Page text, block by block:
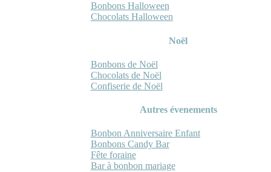
Bonbons Halloween
Chocolats Halloween
Noël
Bonbons de Noël
Chocolats de Noël
Confiserie de Noël
Autres évenements
Bonbon Anniversaire Enfant
Bonbons Candy Bar
Fête foraine
Bar à bonbon mariage